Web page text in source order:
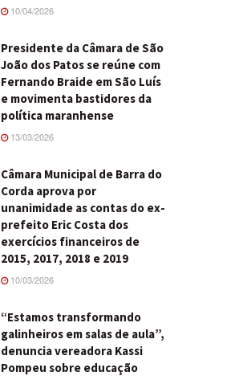
10/04/2026
Presidente da Câmara de São
João dos Patos se reúne com
Fernando Braide em São Luís
e movimenta bastidores da
política maranhense
13/03/2026
Câmara Municipal de Barra do
Corda aprova por
unanimidade as contas do ex-
prefeito Eric Costa dos
exercícios financeiros de
2015, 2017, 2018 e 2019
10/03/2026
“Estamos transformando
galinheiros em salas de aula”,
denuncia vereadora Kassi
Pompeu sobre educação